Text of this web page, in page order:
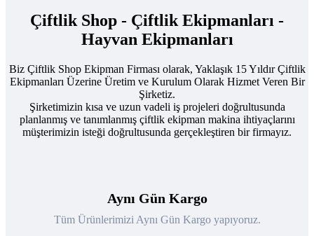
Çiftlik Shop - Çiftlik Ekipmanları -
Hayvan Ekipmanları
Biz Çiftlik Shop Ekipman Firması olarak, Yaklaşık 15 Yıldır Çiftlik
Ekipmanları Üzerine Üretim ve Kurulum Olarak Hizmet Veren Bir
Şirketiz.
Şirketimizin kısa ve uzun vadeli iş projeleri doğrultusunda
planlanmış ve tanımlanmış çiftlik ekipman makina ihtiyaçlarını
müşterimizin isteği doğrultusunda gerçekleştiren bir firmayız.
Aynı Gün Kargo
Tüm Ürünlerimizi Aynı Gün Kargo yapıyoruz.